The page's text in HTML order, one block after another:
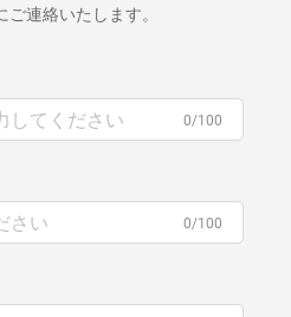
連絡いたします。
0/100
0/100